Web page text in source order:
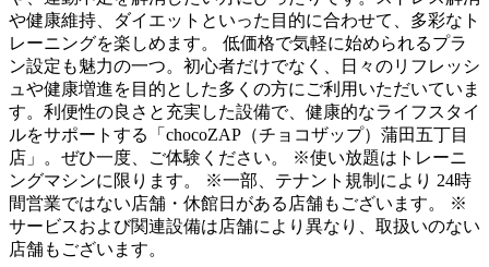
や健康維持、ダイエットといった目的に合わせて、多彩なト
レーニングを楽しめます。 低価格で気軽に始められるプラ
ン設定も魅力の一つ。初心者だけでなく、日々のリフレッシ
ュや健康増進を目的とした多くの方にご利用いただいていま
す。利便性の良さと充実した設備で、健康的なライフスタイ
ルをサポートする「chocoZAP（チョコザップ）蒲田五丁目
店」。ぜひ一度、ご体験ください。 ※使い放題はトレーニ
ングマシンに限ります。 ※一部、テナント規制により 24時
間営業ではない店舗・休館日がある店舗もございます。 ※
サービスおよび関連設備は店舗により異なり、取扱いのない
店舗もございます。